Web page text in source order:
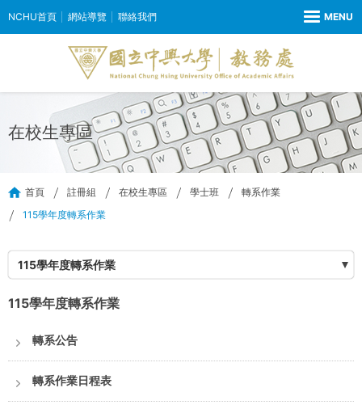
NCHU首頁 網站導覽 聯絡我們
在校生專區
首頁 註冊組 在校生專區 學士班
轉系作業
115學年度轉系作業
115學年度轉系作業
115學年度轉系作業
轉系公告
轉系作業日程表